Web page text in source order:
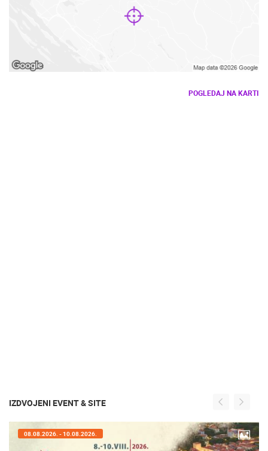
POGLEDAJ NA KARTI
IZDVOJENI EVENT & SITE
08.08.2026. - 10.08.2026.